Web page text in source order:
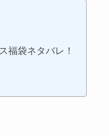
福袋ネタバレ！